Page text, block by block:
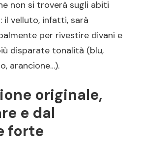
non si troverà sugli abiti
il velluto, infatti, sarà
per rivestire divani e
disparate tonalità (blu,
arancione…).
originale,
e dal
forte